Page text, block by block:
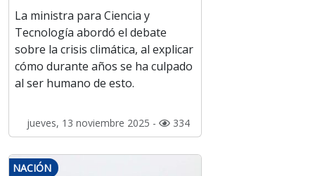
La ministra para Ciencia y
Tecnología abordó el debate
sobre la crisis climática, al explicar
cómo durante años se ha culpado
al ser humano de esto.
jueves, 13 noviembre 2025 - 334
NACIÓN